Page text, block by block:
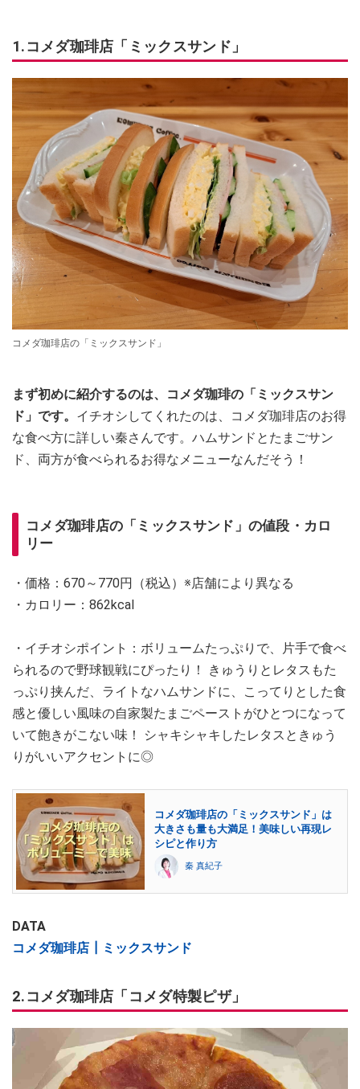
1.コメダ珈琲店「ミックスサンド」
コメダ珈琲店の「ミックスサンド」
まず初めに紹介するのは、コメダ珈琲の「ミックスサン
ド」です。 イチオシしてくれたのは、コメダ珈琲店のお得
な食べ方に詳しい秦さんです。ハムサンドとたまごサン
ド、両方が食べられるお得なメニューなんだそう！
コメダ珈琲店の「ミックスサンド」の値段・カロ
リー
・価格：670～770円（税込）※店舗により異なる
・カロリー：862kcal
・イチオシポイント：ボリュームたっぷりで、片手で食べ
られるので野球観戦にぴったり！ きゅうりとレタスもた
っぷり挟んだ、ライトなハムサンドに、こってりとした食
感と優しい風味の自家製たまごペーストがひとつになって
いて飽きがこない味！ シャキシャキしたレタスときゅう
りがいいアクセントに◎
コメダ珈琲店の「ミックスサンド」は
大きさも量も大満足！美味しい再現レ
シピと作り方
秦 真紀子
DATA
コメダ珈琲店┃ミックスサンド
2.コメダ珈琲店「コメダ特製ピザ」